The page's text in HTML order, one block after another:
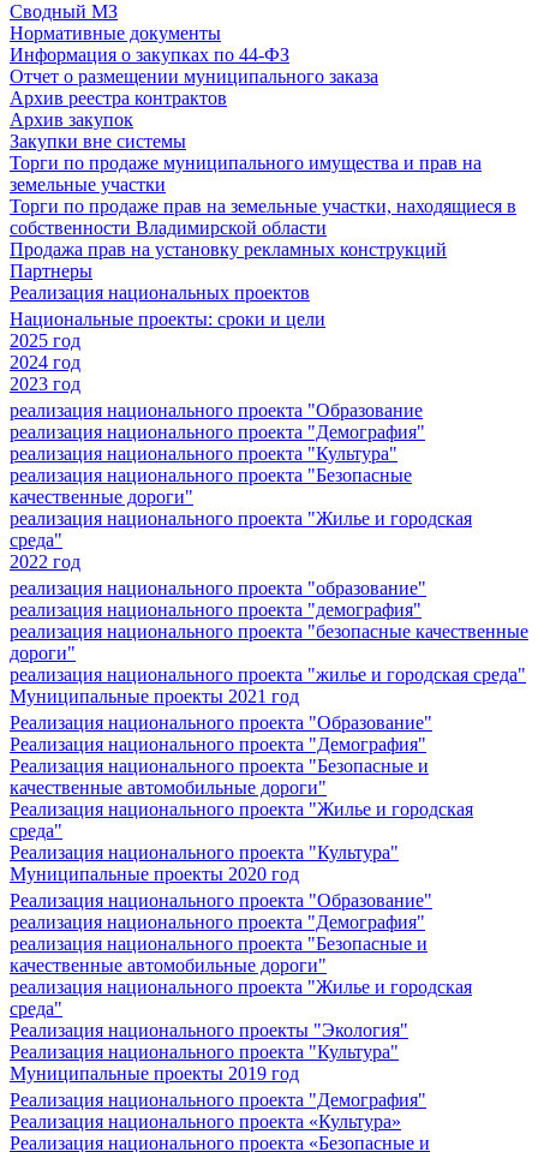
Сводный МЗ
Нормативные документы
Информация о закупках по 44-ФЗ
Отчет о размещении муниципального заказа
Архив реестра контрактов
Архив закупок
Закупки вне системы
Торги по продаже муниципального имущества и прав на
земельные участки
Торги по продаже прав на земельные участки, находящиеся в
собственности Владимирской области
Продажа прав на установку рекламных конструкций
Партнеры
Реализация национальных проектов
Национальные проекты: сроки и цели
2025 год
2024 год
2023 год
реализация национального проекта "Образование
реализация национального проекта "Демография"
реализация национального проекта "Культура"
реализация национального проекта "Безопасные
качественные дороги"
реализация национального проекта "Жилье и городская
среда"
2022 год
реализация национального проекта "образование"
реализация национального проекта "демография"
реализация национального проекта "безопасные качественные
дороги"
реализация национального проекта "жилье и городская среда"
Муниципальные проекты 2021 год
Реализация национального проекта "Образование"
Реализация национального проекта "Демография"
Реализация национального проекта "Безопасные и
качественные автомобильные дороги"
Реализация национального проекта "Жилье и городская
среда"
Реализация национального проекта "Культура"
Муниципальные проекты 2020 год
Реализация национального проекта "Образование"
реализация национального проекта "Демография"
реализация национального проекта "Безопасные и
качественные автомобильные дороги"
реализация национального проекта "Жилье и городская
среда"
Реализация национального проекты "Экология"
Реализация национального проекта "Культура"
Муниципальные проекты 2019 год
Реализация национального проекта "Демография"
Реализация национального проекта «Культура»
Реализация национального проекта «Безопасные и